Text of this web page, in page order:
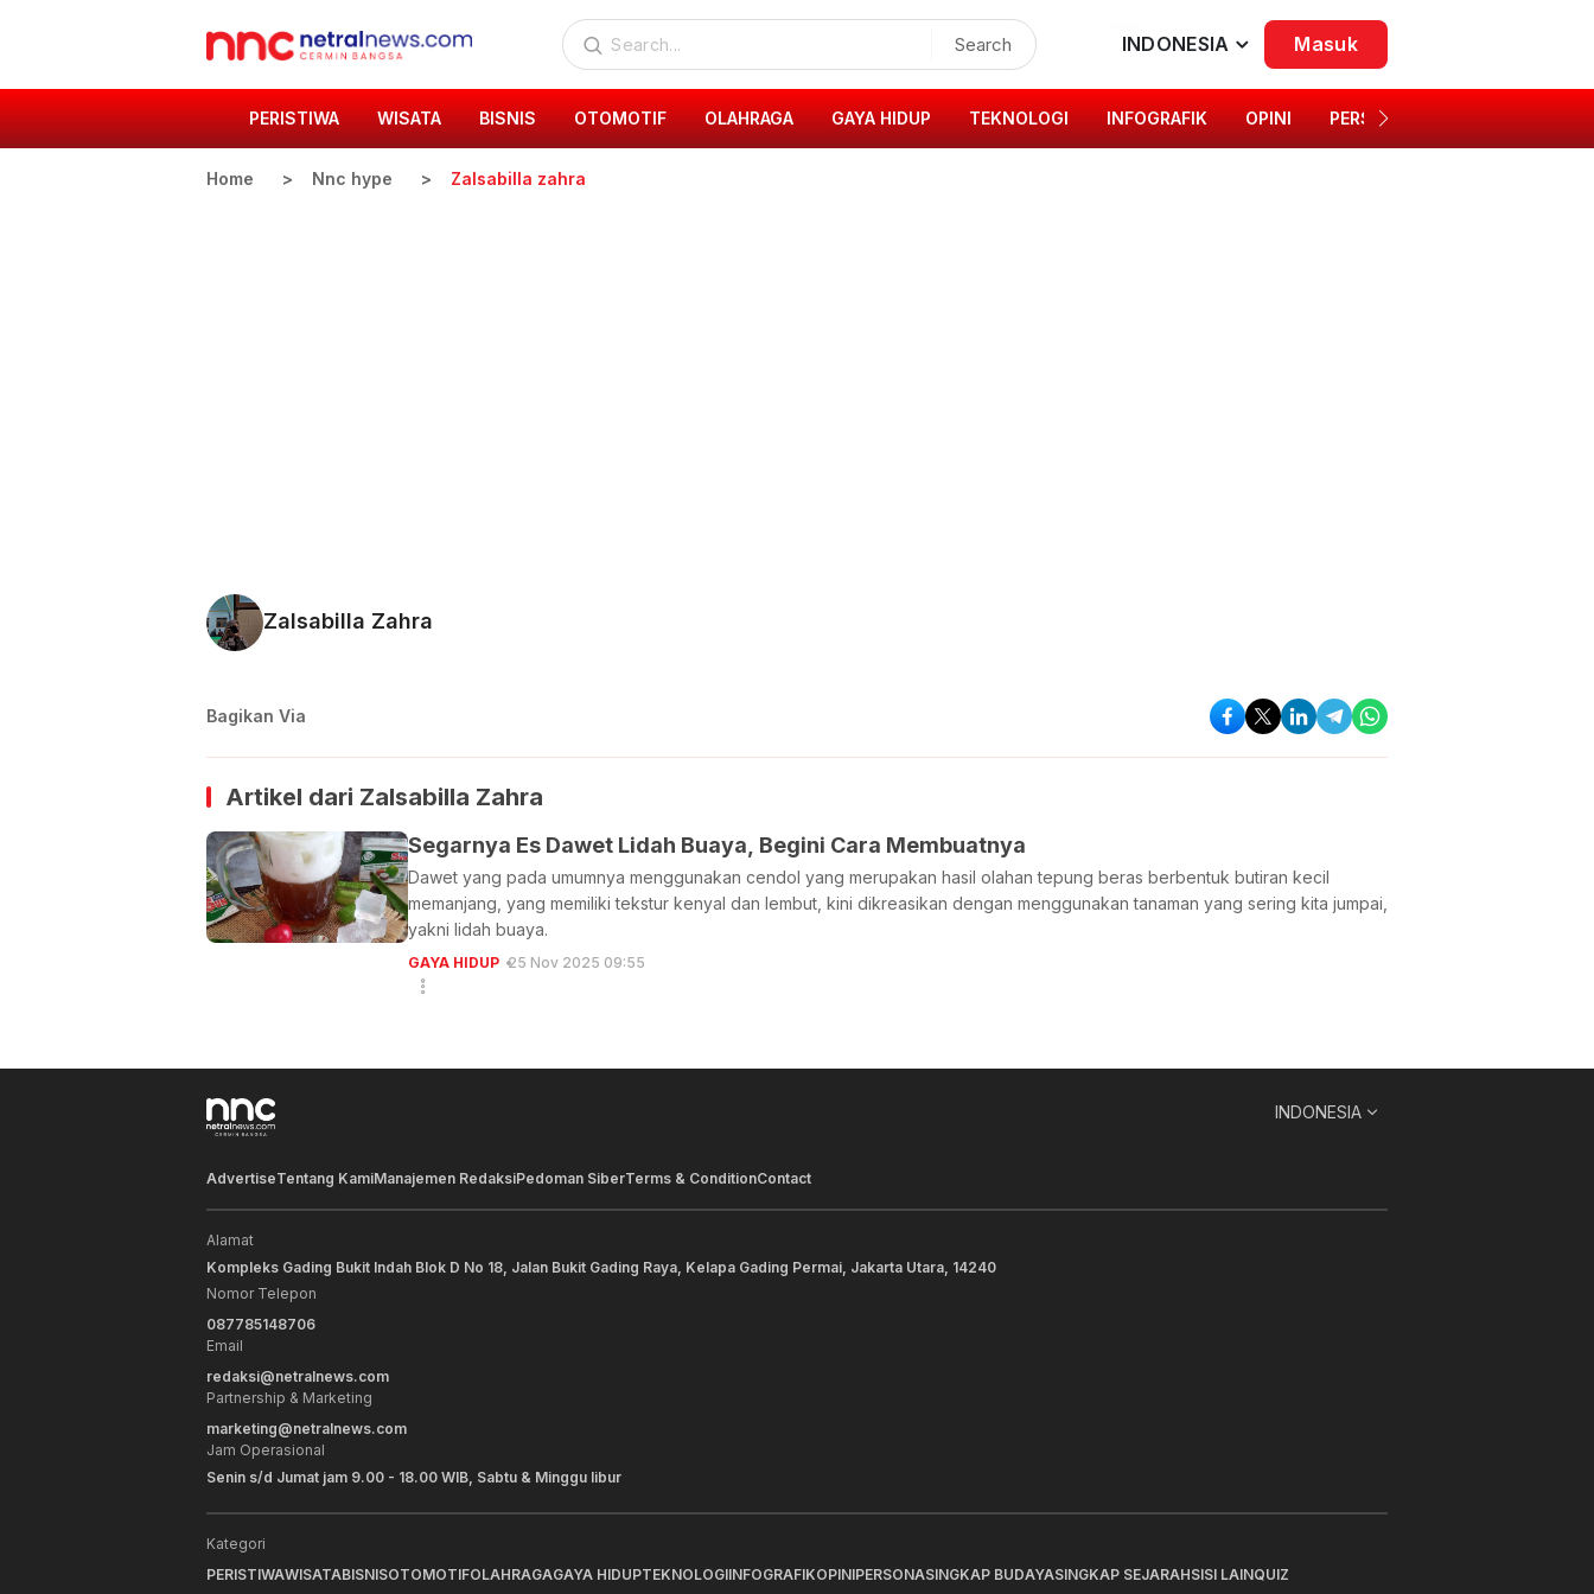
Search INDONESIA Masuk
PERISTIWA WISATA BISNIS OTOMOTIF OLAHRAGA GAYA HIDUP TEKNOLOGI INFOGRAFIK OPINI PERSONA
Home Nnc hype Zalsabilla zahra
Zalsabilla Zahra
Bagikan Via
Artikel dari Zalsabilla Zahra
Segarnya Es Dawet Lidah Buaya, Begini Cara Membuatnya
Dawet yang pada umumnya menggunakan cendol yang merupakan hasil olahan tepung beras berbentuk butiran kecil
memanjang, yang memiliki tekstur kenyal dan lembut, kini dikreasikan dengan menggunakan tanaman yang sering kita jumpai,
yakni lidah buaya.
GAYA HIDUP 25 Nov 2025 09:55
INDONESIA
AdvertiseTentang KamiManajemen RedaksiPedoman SiberTerms & ConditionContact
Alamat
Kompleks Gading Bukit Indah Blok D No 18, Jalan Bukit Gading Raya, Kelapa Gading Permai, Jakarta Utara, 14240
Nomor Telepon
087785148706
Email
redaksi@netralnews.com
Partnership & Marketing
marketing@netralnews.com
Jam Operasional
Senin s/d Jumat jam 9.00 - 18.00 WIB, Sabtu & Minggu libur
Kategori
PERISTIWAWISATABISNISOTOMOTIFOLAHRAGAGAYA HIDUPTEKNOLOGIINFOGRAFIKOPINIPERSONASINGKAP BUDAYASINGKAP SEJARAHSISI LAINQUIZ